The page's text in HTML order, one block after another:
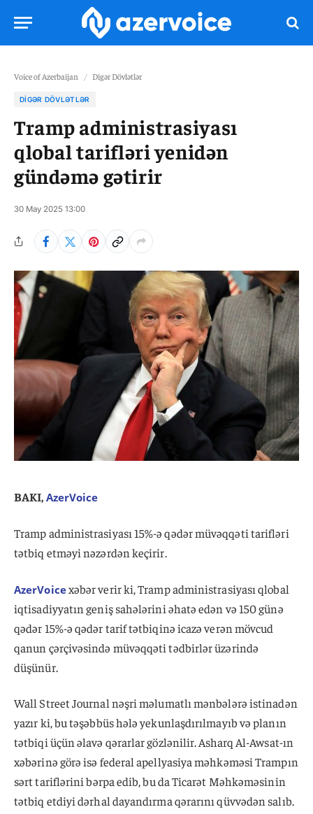
Voice of Azerbaijan / Digər Dövlətlər
DIGƏR DÖVLƏTLƏR
Tramp administrasiyası
qlobal tarifləri yenidən
gündəmə gətirir
30 May 2025 13:00
BAKI, AzerVoice
Tramp administrasiyası 15%-ə qədər müvəqqəti tarifləri
tətbiq etməyi nəzərdən keçirir.
AzerVoicexəbər verir ki, Tramp administrasiyası qlobal
iqtisadiyyatın geniş sahələrini əhatə edən və 150 günə
qədər 15%-ə qədər tarif tətbiqinə icazə verən mövcud
qanun çərçivəsində müvəqqəti tədbirlər üzərində
düşünür.
Wall Street Journal nəşri məlumatlı mənbələrə istinadən
yazır ki, bu təşəbbüs hələ yekunlaşdırılmayıb və planın
tətbiqi üçün əlavə qərarlar gözlənilir. Asharq Al-Awsat-ın
xəbərinə görə isə federal apellyasiya məhkəməsi Trampın
sərt tariflərini bərpa edib, bu da Ticarət Məhkəməsinin
tətbiq etdiyi dərhal dayandırma qərarını qüvvədən salıb.